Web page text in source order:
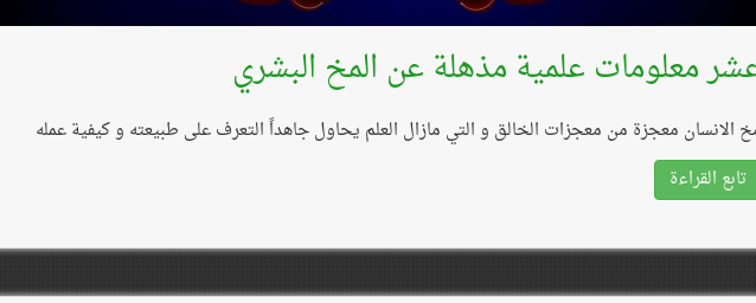
معلومات علمية مذهلة عن المخ البشري
الانسان معجزة من معجزات الخالق و التي مازال العلم يحاول جاهداً التعرف على طبيعته و كيفية عمله
تابع القراءة